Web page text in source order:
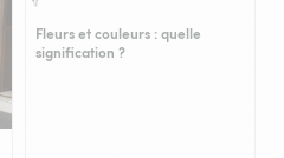
Fleurs et couleurs : quelle
signification ?